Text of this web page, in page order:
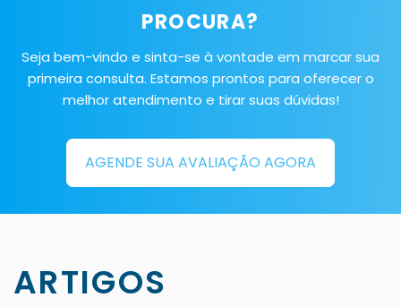
PROCURA?
Seja bem-vindo e sinta-se à vontade em marcar sua
primeira consulta. Estamos prontos para oferecer o
melhor atendimento e tirar suas dúvidas!
AGENDE SUA AVALIAÇÃO AGORA
ARTIGOS